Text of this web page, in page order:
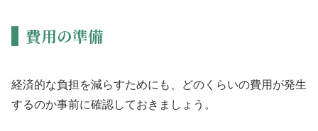
費用の準備
経済的な負担を減らすためにも、どのくらいの費用が発生
するのか事前に確認しておきましょう。